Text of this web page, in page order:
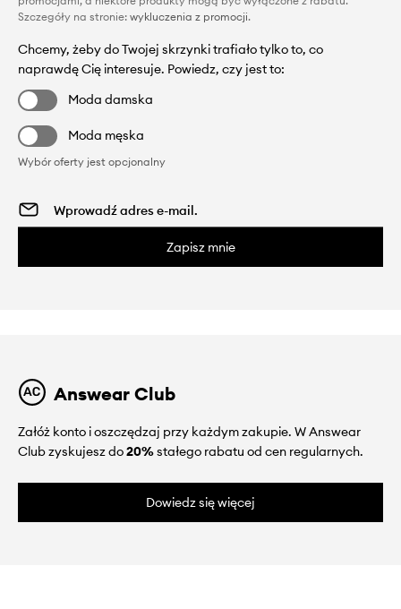
Szczegóły na stronie: wykluczenia z promocji.
Chcemy, żeby do Twojej skrzynki trafiało tylko to, co
naprawdę Cię interesuje. Powiedz, czy jest to:
Moda damska
Moda męska
Wybór oferty jest opcjonalny
Zapisz mnie
Answear Club
Załóż konto i oszczędzaj przy każdym zakupie. W Answear
Club zyskujesz do20%stałego rabatu od cen regularnych.
Dowiedz się więcej